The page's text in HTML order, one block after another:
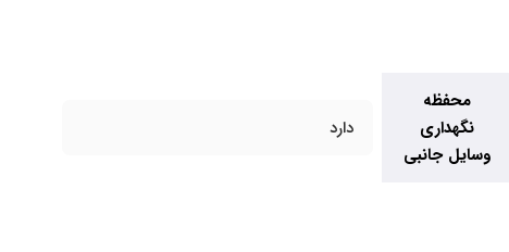
محفظه
نگهداری
وسایل جانبی
دارد